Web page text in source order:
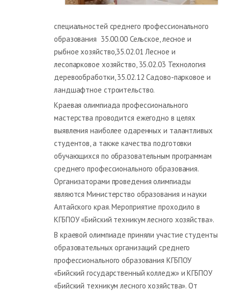
специальностей среднего профессионального
образования 35.00.00 Сельское, лесное и
рыбное хозяйство,35.02.01 Лесное и
лесопарковое хозяйство, 35.02.03 Технология
деревообработки, 35.02.12 Садово-парковое и
ландшафтное строительство.
Краевая олимпиада профессионального
мастерства проводится ежегодно в целях
выявления наиболее одаренных и талантливых
студентов, а также качества подготовки
обучающихся по образовательным программам
среднего профессионального образования.
Организаторами проведения олимпиады
являются Министерство образования и науки
Алтайского края. Мероприятие проходило в
КГБПОУ «Бийский техникум лесного хозяйства».
В краевой олимпиаде приняли участие студенты
образовательных организаций среднего
профессионального образования КГБПОУ
«Бийский государственный колледж» и КГБПОУ
«Бийский техникум лесного хозяйства». От